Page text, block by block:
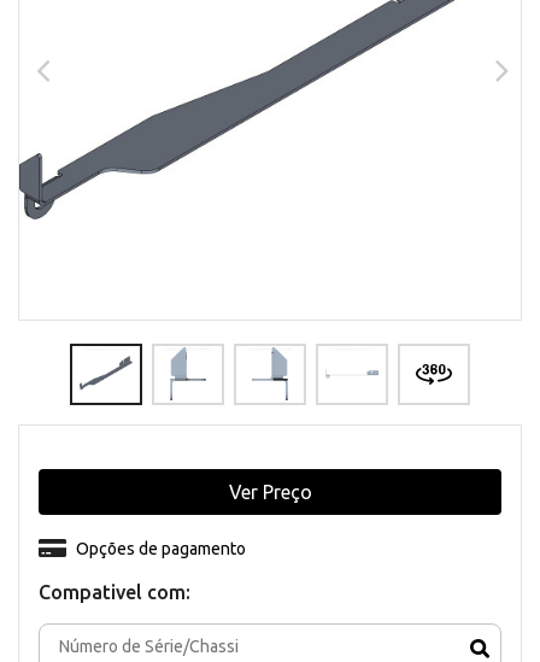
Compativel com:
Opções de pagamento
Ver Preço